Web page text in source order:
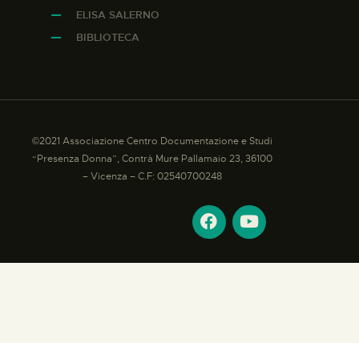
ELISA SALERNO
BIBLIOTECA
©2021 Associazione Centro Documentazione e Studi
“Presenza Donna”, Contrà Mure Pallamaio 23, 36100
– Vicenza – C.F: 02540700248